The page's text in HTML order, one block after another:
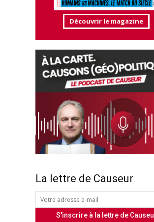
Découvrir le magazine
La lettre de Causeur